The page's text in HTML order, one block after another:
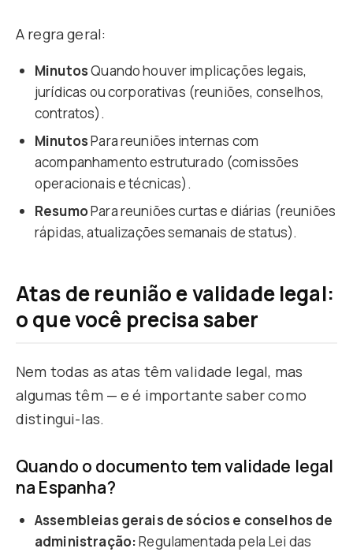
A regra geral:
MinutosQuando houver implicações legais,
jurídicas ou corporativas (reuniões, conselhos,
contratos).
MinutosPara reuniões internas com
acompanhamento estruturado (comissões
operacionais e técnicas).
ResumoPara reuniões curtas e diárias (reuniões
rápidas, atualizações semanais de status).
Atas de reunião e validade legal:
o que você precisa saber
Nem todas as atas têm validade legal, mas
algumas têm — e é importante saber como
distingui-las.
Quando o documento tem validade legal
na Espanha?
Assembleias gerais de sócios e conselhos de
administração:Regulamentada pela Lei das